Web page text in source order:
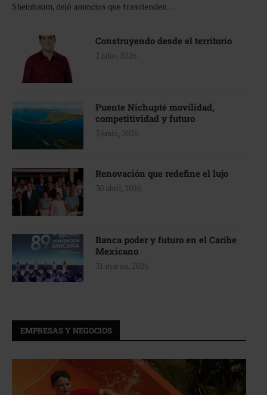
Sheinbaum, dejó anuncios que trascienden …
Construyendo desde el territorio
2 julio, 2026
Puente Nichupté movilidad,
competitividad y futuro
3 junio, 2026
Renovación que redefine el lujo
30 abril, 2026
Banca poder y futuro en el Caribe
Mexicano
31 marzo, 2026
EMPRESAS Y NEGOCIOS